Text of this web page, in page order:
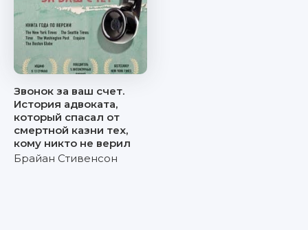
Звонок за ваш счет.
История адвоката,
который спасал от
смертной казни тех,
кому никто не верил
Брайан Стивенсон